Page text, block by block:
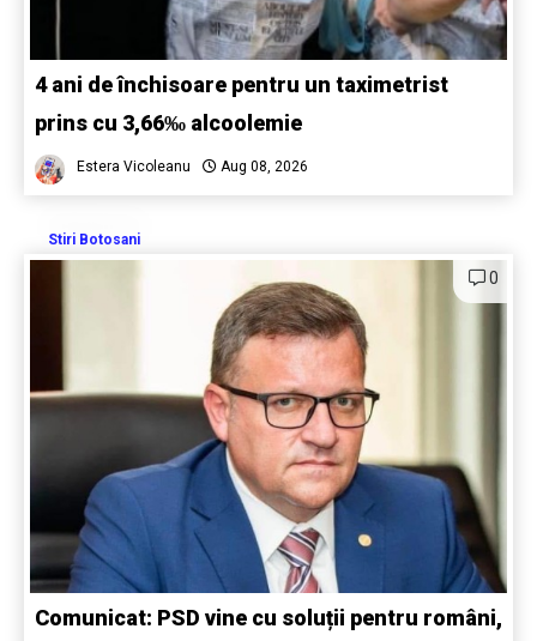
4 ani de închisoare pentru un taximetrist
prins cu 3,66‰ alcoolemie
Estera Vicoleanu Aug 08, 2026
Stiri Botosani
0
Comunicat: PSD vine cu soluții pentru români,